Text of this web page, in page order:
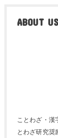
ABOUT US
ことわざ・
とわざ研究奨